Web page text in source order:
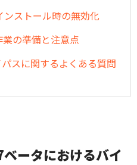
ンストール時の無効化
の準備と注意点
スに関するよくある質問
ータにおけるバイ